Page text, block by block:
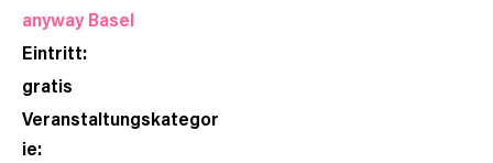
anyway Basel
Eintritt:
gratis
Veranstaltungskategor
ie: